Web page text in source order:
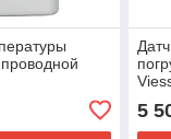
5